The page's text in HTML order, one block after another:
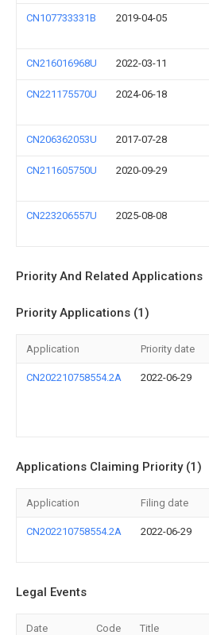
CN107733331B 2019-04-05
CN216016968U 2022-03-11
CN221175570U 2024-06-18
CN206362053U 2017-07-28
CN211605750U 2020-09-29
CN223206557U 2025-08-08
Priority And Related Applications
Priority Applications (1)
Application Priority date
CN202210758554.2A 2022-06-29
Applications Claiming Priority (1)
Application Filing date
CN202210758554.2A 2022-06-29
Legal Events
Date Code Title